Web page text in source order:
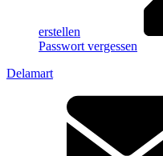
erstellen
Passwort vergessen
Delamart